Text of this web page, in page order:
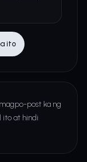
ito
post ka ng
ito at hindi